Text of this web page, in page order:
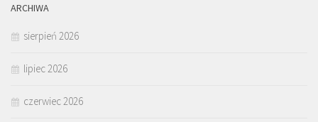
ARCHIWA
sierpień 2026
lipiec 2026
czerwiec 2026